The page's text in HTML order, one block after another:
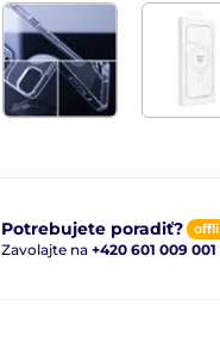
Potrebujete poradiť?
Zavolajte na +420 601 009 001